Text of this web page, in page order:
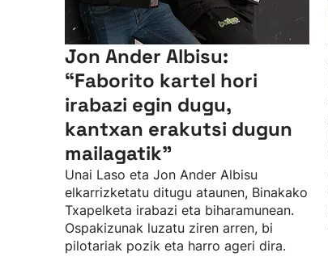
Jon Ander Albisu:
“Faborito kartel hori
irabazi egin dugu,
kantxan erakutsi dugun
mailagatik”
Unai Laso eta Jon Ander Albisu
elkarrizketatu ditugu ataunen, Binakako
Txapelketa irabazi eta biharamunean.
Ospakizunak luzatu ziren arren, bi
pilotariak pozik eta harro ageri dira.